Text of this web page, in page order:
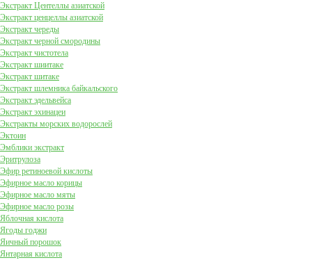
Экстракт Центеллы азиатской
Экстракт ценцеллы азиатской
Экстракт череды
Экстракт черной смородины
Экстракт чистотела
Экстракт шиитаке
Экстракт шитаке
Экстракт шлемника байкальского
Экстракт эдельвейса
Экстракт эхинацеи
Экстракты морских водорослей
Эктоин
Эмблики экстракт
Эритрулоза
Эфир ретиноевой кислоты
Эфирное масло корицы
Эфирное масло мяты
Эфирное масло розы
Яблочная кислота
Ягоды годжи
Яичный порошок
Янтарная кислота